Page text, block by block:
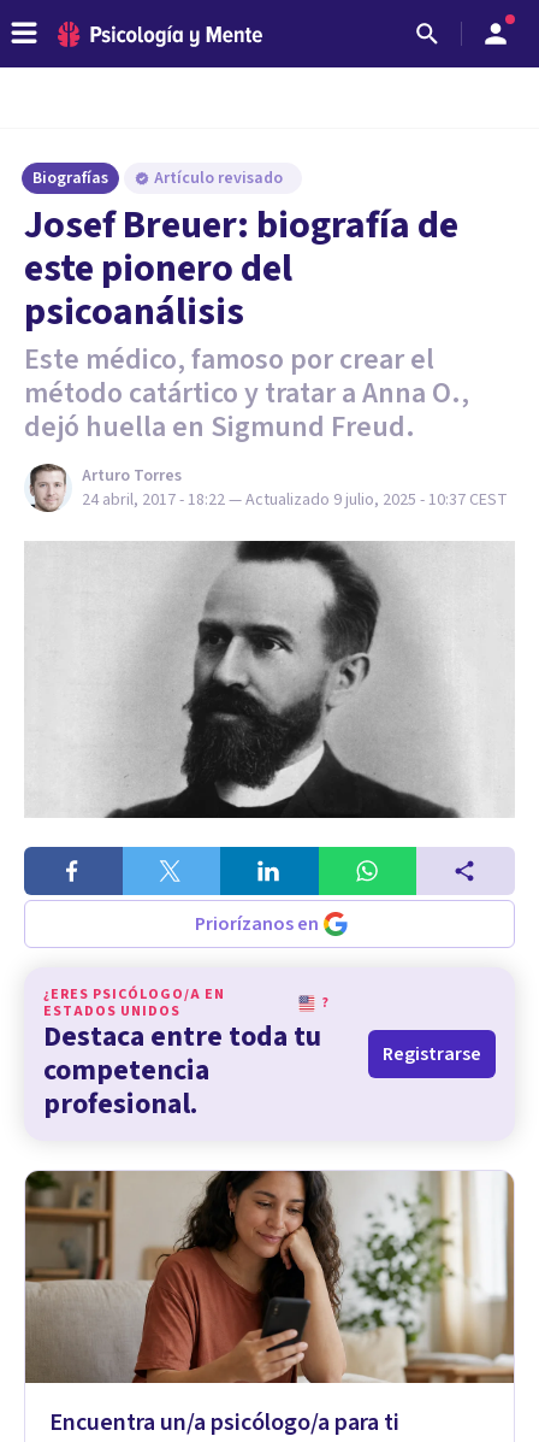
Biografías Artículo revisado
Josef Breuer: biografía de
este pionero del
psicoanálisis
Este médico, famoso por crear el
método catártico y tratar a Anna O.,
dejó huella en Sigmund Freud.
Arturo Torres
24 abril, 2017 - 18:22— Actualizado 9 julio, 2025 - 10:37 CEST
Priorízanos en
¿ERES PSICÓLOGO/A EN
ESTADOS UNIDOS
?
Destaca entre toda tu
competencia
profesional.
Registrarse
Encuentra un/a psicólogo/a para ti